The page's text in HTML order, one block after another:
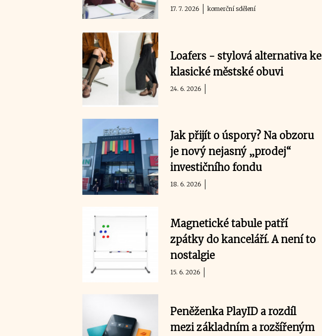
17. 7. 2026 komerční sdělení
Loafers - stylová alternativa ke
klasické městské obuvi
24. 6. 2026
Jak přijít o úspory? Na obzoru
je nový nejasný „prodej“
investičního fondu
18. 6. 2026
Magnetické tabule patří
zpátky do kanceláří. A není to
nostalgie
15. 6. 2026
Peněženka PlayID a rozdíl
mezi základním a rozšířeným